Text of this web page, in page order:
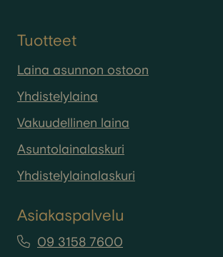
Tuotteet
Laina asunnon ostoon
Yhdistelylaina
Vakuudellinen laina
Asuntolainalaskuri
Yhdistelylainalaskuri
Asiakaspalvelu
09 3158 7600